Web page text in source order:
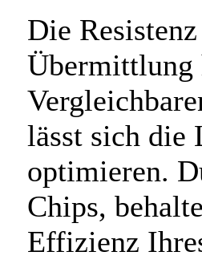
Die
Übermittlung
lässt sich die
optimieren.
Chips,
Effizienz